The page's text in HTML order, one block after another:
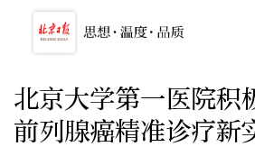
北京大学第一医院积
前列腺癌精准诊疗新